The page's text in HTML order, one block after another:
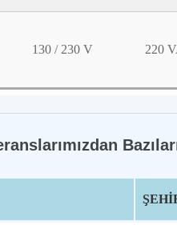
130 / 230 V 220